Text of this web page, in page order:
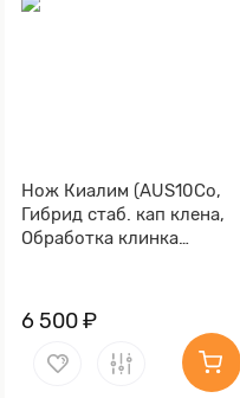
Нож Киалим (AUS10Co,
Гибрид стаб. кап клена,
Обработка клинка
6 500 ₽